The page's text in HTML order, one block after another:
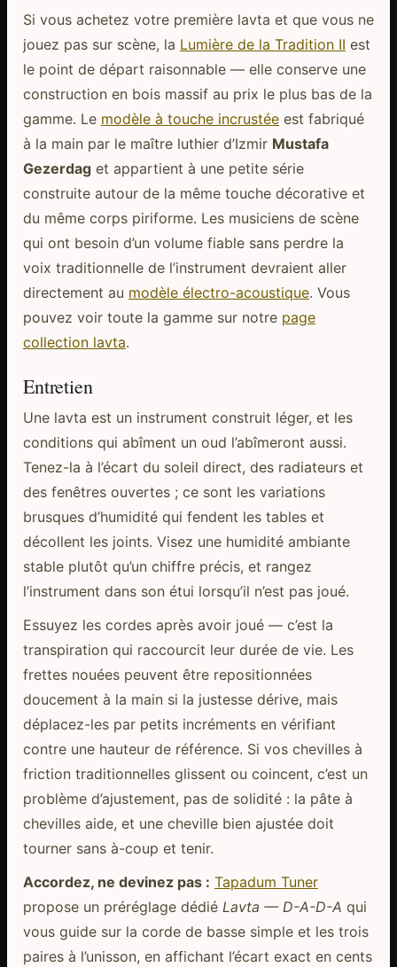
Si vous achetez votre première lavta et que vous ne
jouez pas sur scène, la Lumière de la Tradition II est
le point de départ raisonnable — elle conserve une
construction en bois massif au prix le plus bas de la
gamme. Le modèle à touche incrustéeest fabriqué
à la main par le maître luthier d’Izmir Mustafa
Gezerdaget appartient à une petite série
construite autour de la même touche décorative et
du même corps piriforme. Les musiciens de scène
qui ont besoin d’un volume fiable sans perdre la
voix traditionnelle de l’instrument devraient aller
directement au modèle électro-acoustique. Vous
pouvez voir toute la gamme sur notre page
collection lavta.
Entretien
Une lavta est un instrument construit léger, et les
conditions qui abîment un oud l’abîmeront aussi.
Tenez-la à l’écart du soleil direct, des radiateurs et
des fenêtres ouvertes ; ce sont les variations
brusques d’humidité qui fendent les tables et
décollent les joints. Visez une humidité ambiante
stable plutôt qu’un chiffre précis, et rangez
l’instrument dans son étui lorsqu’il n’est pas joué.
Essuyez les cordes après avoir joué — c’est la
transpiration qui raccourcit leur durée de vie. Les
frettes nouées peuvent être repositionnées
doucement à la main si la justesse dérive, mais
déplacez-les par petits incréments en vérifiant
contre une hauteur de référence. Si vos chevilles à
friction traditionnelles glissent ou coincent, c’est un
problème d’ajustement, pas de solidité : la pâte à
chevilles aide, et une cheville bien ajustée doit
tourner sans à-coup et tenir.
Accordez, ne devinez pas : Tapadum Tuner
propose un préréglage dédié Lavta — D-A-D-A qui
vous guide sur la corde de basse simple et les trois
paires à l’unisson, en affichant l’écart exact en cents